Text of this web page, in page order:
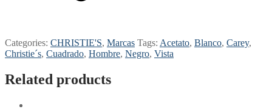
Categories: CHRISTIE'S, Marcas Tags: Acetato, Blanco, Carey,
Christie´s, Cuadrado, Hombre, Negro, Vista
Related products